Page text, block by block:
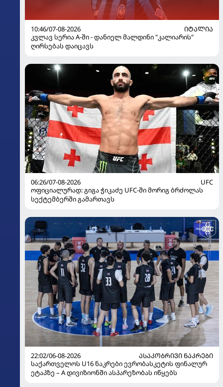
10:46/07-08-2026
ᲘᲢᲐᲚᲘᲐ
კვლავ სერია A-ში - დანიელ მალდინი "კალიარის"
ღირსებას დაიცავს
06:26/07-08-2026
UFC
ოფიციალურად: გიგა ჭიკაძე UFC-ში მორიგ ბრძოლას
სექტემბერში გამართავს
22:02/06-08-2026
ᲐᲡᲐᲙᲝᲑᲠᲘᲕᲘ ᲜᲐᲙᲠᲔᲑᲘ
საქართველოს U16 ნაკრები ევრობასკეტის ფინალურ
ეტაპზე – A დივიზიონში ასპარეზობას იწყებს